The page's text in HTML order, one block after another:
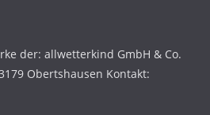
der: allwetterkind GmbH & Co.
Obertshausen Kontakt: